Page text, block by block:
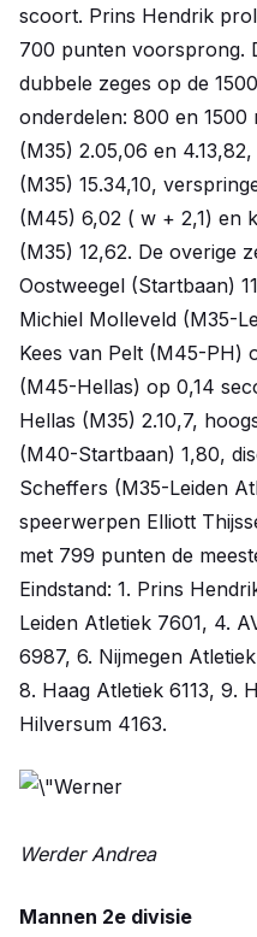
scoort. Prins Hendrik
700 punten voorsprong.
dubbele zeges op de
onderdelen: 800 en 1500
(M35) 2.05,06 en
(M35) 15.34,10,
(M45) 6,02 ( w + 2,1) en
(M35) 12,62. De overige
Oostweegel (Startbaan)
Michiel Molleveld (M35-
Kees van Pelt (M45-PH)
(M45-Hellas) op 0,14
Hellas (M35) 2.10,7,
(M40-Startbaan) 1,80,
Scheffers (M35-Leiden
speerwerpen Elliott
met 799 punten de
Eindstand: 1. Prins
Leiden Atletiek 7601, 4.
6987, 6. Nijmegen
8. Haag Atletiek 6113, 9.
Hilversum 4163.
Werder Andrea
Mannen 2e divisie